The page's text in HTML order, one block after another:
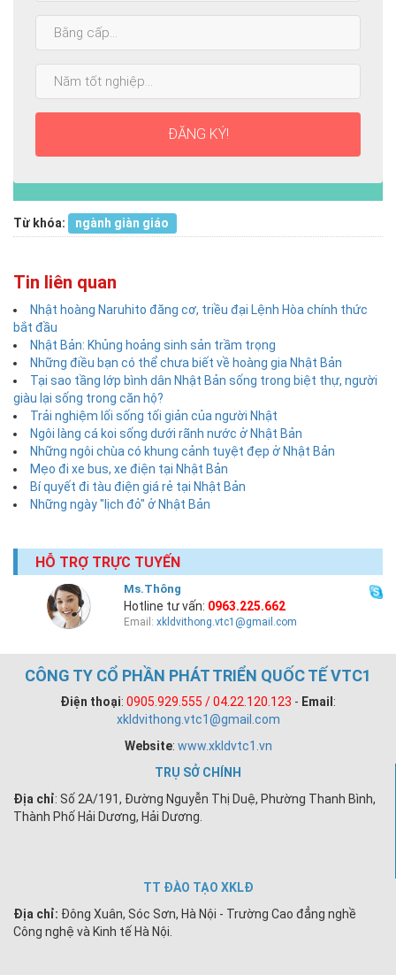
cấp
nhất:
ĐĂNG KÝ!
Từ khóa: ngành giàn giáo
Tin liên quan
Nhật hoàng Naruhito đăng cơ, triều đại Lệnh Hòa chính thức
bắt đầu
Nhật Bản: Khủng hoảng sinh sản trầm trọng
Những điều bạn có thể chưa biết về hoàng gia Nhật Bản
Tại sao tầng lớp bình dân Nhật Bản sống trong biệt thự, người
giàu lại sống trong căn hộ?
Trải nghiệm lối sống tối giản của người Nhật
Ngôi làng cá koi sống dưới rãnh nước ở Nhật Bản
Những ngôi chùa có khung cảnh tuyệt đẹp ở Nhật Bản
Mẹo đi xe bus, xe điện tại Nhật Bản
Bí quyết đi tàu điện giá rẻ tại Nhật Bản
Những ngày "lịch đỏ" ở Nhật Bản
HỖ TRỢ TRỰC TUYẾN
Ms.Thông
Hotline tư vấn: 0963.225.662
Email:xkldvithong.vtc1@gmail.com
CÔNG TY CỔ PHẦN PHÁT TRIỂN QUỐC TẾ VTC1
Điện thoại: 0905.929.555 / 04.22.120.123 - Email :
xkldvithong.vtc1@gmail.com
Website: www.xkldvtc1.vn
TRỤ SỞ CHÍNH
Địa chỉ: Số 2A/191, Đường Nguyễn Thị Duệ, Phường Thanh Bình,
Thành Phố Hải Dương, Hải Dương.
TT ĐÀO TẠO XKLĐ
Địa chỉ: Đông Xuân, Sóc Sơn, Hà Nội - Trường Cao đẳng nghề
Công nghệ và Kinh tế Hà Nội.